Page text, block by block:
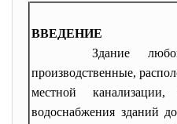
ВВЕДЕНИЕ
Здание
производственные,
местной
водоснабжения зданий